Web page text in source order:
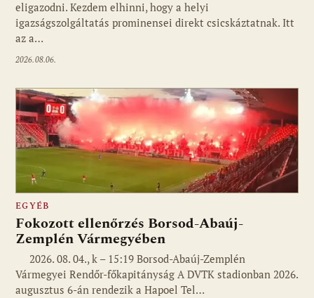
eligazodni. Kezdem elhinni, hogy a helyi
igazságszolgáltatás prominensei direkt csicskáztatnak. Itt
az a…
2026.08.06.
EGYÉB
Fokozott ellenőrzés Borsod-Abaúj-
Zemplén Vármegyében
2026. 08. 04., k – 15:19 Borsod-Abaúj-Zemplén
Vármegyei Rendőr-főkapitányság A DVTK stadionban 2026.
augusztus 6-án rendezik a Hapoel Tel…